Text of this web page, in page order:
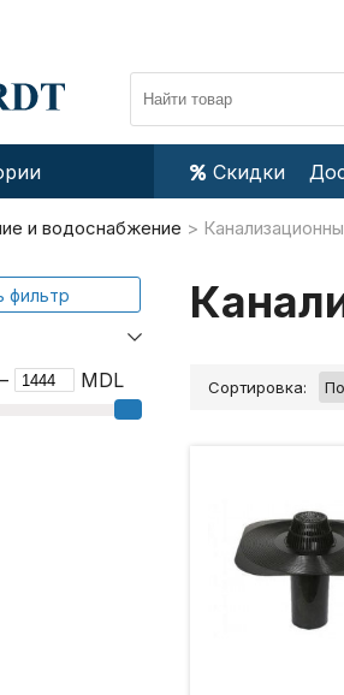
Скидки
и водоснабжение
фильтр
MDL Сортировка: